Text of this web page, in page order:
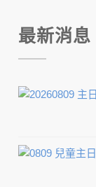
最新消息